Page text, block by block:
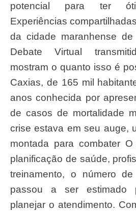
potencial para ter
Experiências
da cidade maranhense
Debate Virtual
mostram o quanto isso é
Caxias, de 165 mil
anos conhecida por
de casos de mortalidade
crise estava em seu auge,
montada para combater
planificação de saúde,
treinamento, o número
passou a ser estimado
planejar o atendimento.